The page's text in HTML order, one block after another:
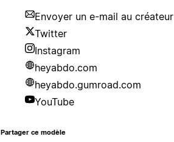
Envoyer un e-mail au créateur
Twitter
Instagram
heyabdo.com
heyabdo.gumroad.com
YouTube
Partager ce modèle